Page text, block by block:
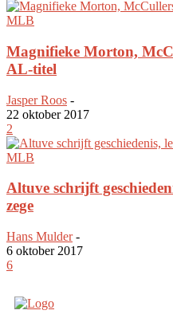
MLB
Magnifieke Morton,
AL-titel
Jasper Roos -
22 oktober 2017
2
MLB
Altuve schrijft
zege
Hans Mulder -
6 oktober 2017
6